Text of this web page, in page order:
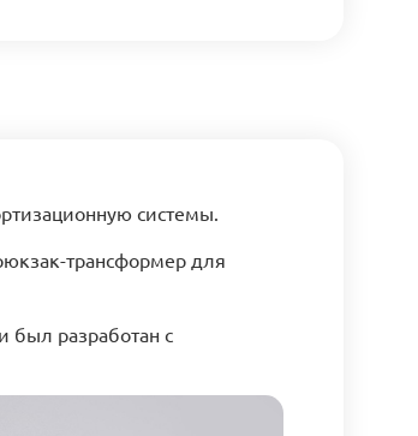
системы.
трансформер для
был разработан с